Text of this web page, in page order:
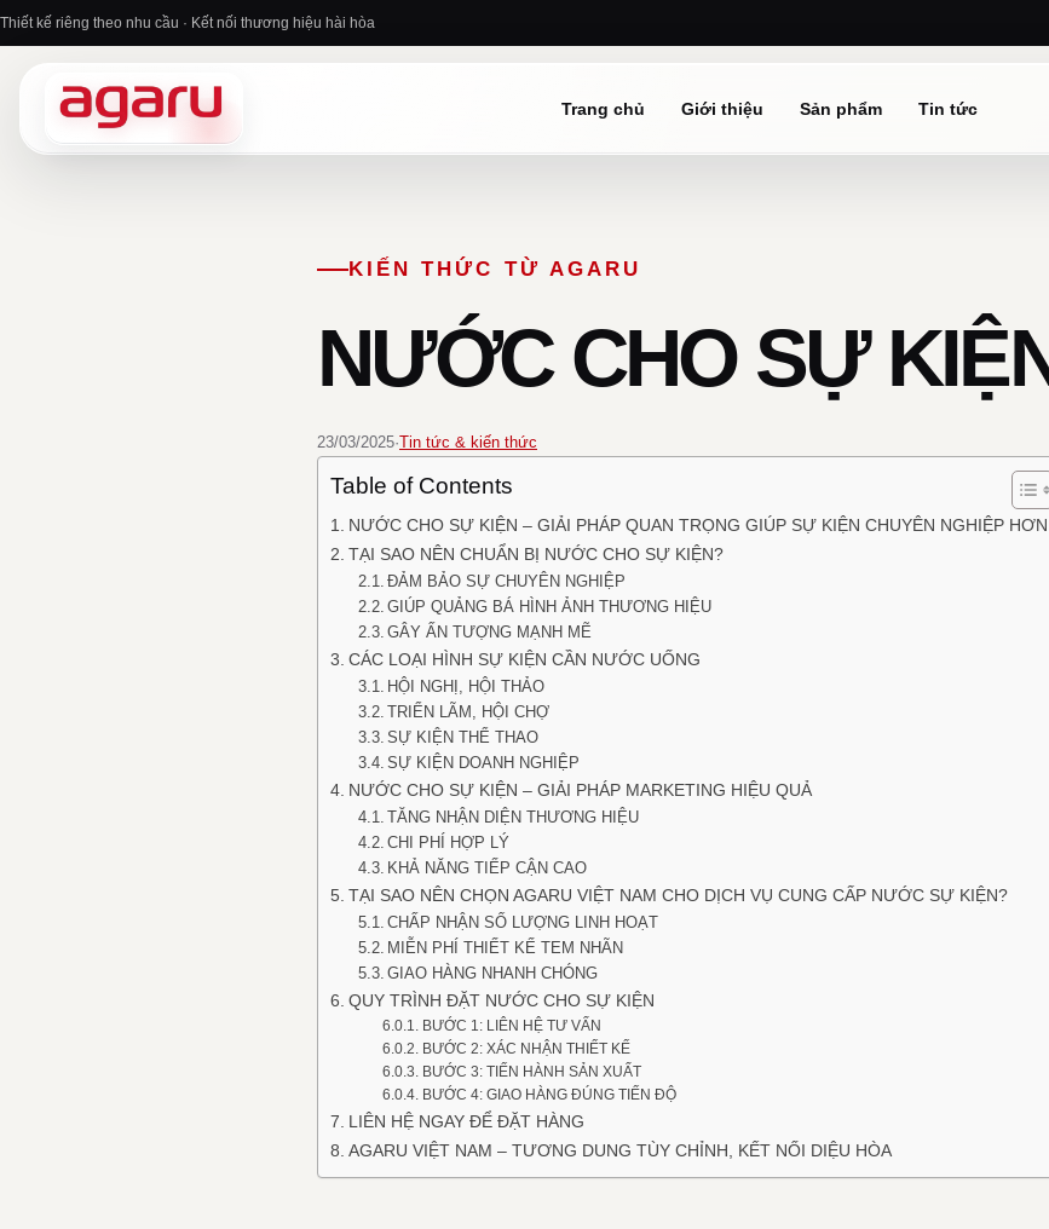
đến
nội
Thiết kế riêng theo nhu cầu · Kết nối thương hiệu hài hòa
Trang chủ Giới thiệu Sản phẩm Tin tức
KIẾN THỨC TỪ AGARU
NƯỚC CHO SỰ
23/03/2025·Tin tức & kiến thức
Table of Contents
NƯỚC CHO SỰ KIỆN – GIẢI PHÁP QUAN TRỌNG GIÚP SỰ KIỆN CHUYÊN NGHIỆP HƠN
TẠI SAO NÊN CHUẨN BỊ NƯỚC CHO SỰ KIỆN?
ĐẢM BẢO SỰ CHUYÊN NGHIỆP
GIÚP QUẢNG BÁ HÌNH ẢNH THƯƠNG HIỆU
GÂY ẤN TƯỢNG MẠNH MẼ
CÁC LOẠI HÌNH SỰ KIỆN CẦN NƯỚC UỐNG
HỘI NGHỊ, HỘI THẢO
TRIỂN LÃM, HỘI CHỢ
SỰ KIỆN THỂ THAO
SỰ KIỆN DOANH NGHIỆP
NƯỚC CHO SỰ KIỆN – GIẢI PHÁP MARKETING HIỆU QUẢ
TĂNG NHẬN DIỆN THƯƠNG HIỆU
CHI PHÍ HỢP LÝ
KHẢ NĂNG TIẾP CẬN CAO
TẠI SAO NÊN CHỌN AGARU VIỆT NAM CHO DỊCH VỤ CUNG CẤP NƯỚC SỰ KIỆN?
CHẤP NHẬN SỐ LƯỢNG LINH HOẠT
MIỄN PHÍ THIẾT KẾ TEM NHÃN
GIAO HÀNG NHANH CHÓNG
QUY TRÌNH ĐẶT NƯỚC CHO SỰ KIỆN
BƯỚC 1: LIÊN HỆ TƯ VẤN
BƯỚC 2: XÁC NHẬN THIẾT KẾ
BƯỚC 3: TIẾN HÀNH SẢN XUẤT
BƯỚC 4: GIAO HÀNG ĐÚNG TIẾN ĐỘ
LIÊN HỆ NGAY ĐỂ ĐẶT HÀNG
AGARU VIỆT NAM – TƯƠNG DUNG TÙY CHỈNH, KẾT NỐI DIỆU HÒA